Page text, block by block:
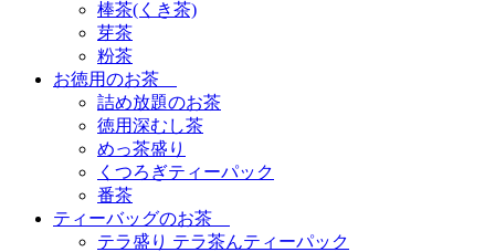
棒茶(くき茶)
芽茶
粉茶
お徳用のお茶
詰め放題のお茶
徳用深むし茶
めっ茶盛り
くつろぎティーパック
番茶
ティーバッグのお茶
テラ盛り テラ茶んティーパック